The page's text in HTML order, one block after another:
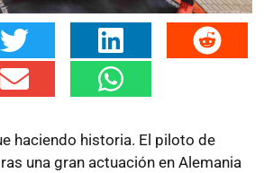
haciendo historia. El piloto de
una gran actuación en Alemania